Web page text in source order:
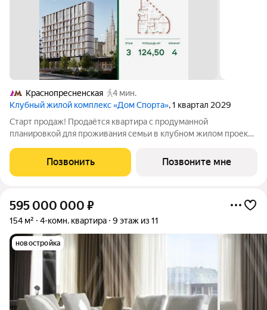
Краснопресненская
4 мин.
Клубный жилой комплекс «Дом Спорта», 1 квартал 2029
Старт продаж! Продаётся квартира с продуманной
планировкой для проживания семьи в клубном жилом проекте
архитектура с закруглёнными окнами формируют уникальное
жилое пространство с особой
Позвонить Позвоните мне
595 000 000 ₽
154 м² 4-комн. квартира 9 этаж из 11
новостройка